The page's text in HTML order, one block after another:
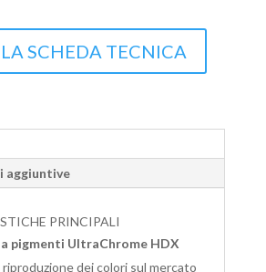
SCHEDA TECNICA
aggiuntive
PRINCIPALI
pigmenti UltraChrome HDX
riproduzione dei colori sul mercato